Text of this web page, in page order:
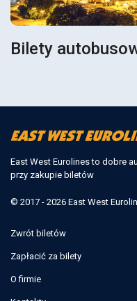
Bilety
East West Eurolines to dobre
przy zakupie biletów
© 2017 - 2026 East West
Zwrót biletów
Zapłacić za bilety
O firmie